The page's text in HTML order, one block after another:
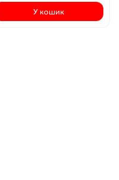
У кошик